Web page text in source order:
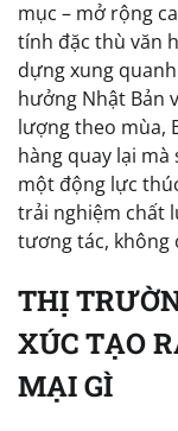
mục – mở rộng
tính đặc thù văn
dựng xung
hưởng Nhật Bản
lượng theo mùa,
hàng quay lại
một động lực
trải nghiệm chất
tương tác, không
THỊ
XÚC TẠO
MẠI GÌ